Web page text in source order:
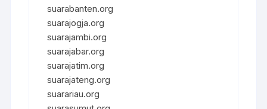
suarabanten.org
suarajogja.org
suarajambi.org
suarajabar.org
suarajatim.org
suarajateng.org
suarariau.org